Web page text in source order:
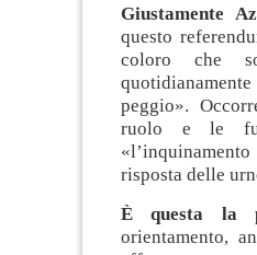
Giustamente
questo
coloro che
peggio».
ruolo e le
risposta delle
È questa la
orientamento,